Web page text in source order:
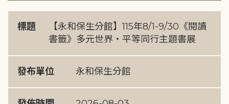
標題
【永和保生分館】115年8/1-9/30《閱讀
書籤》多元世界・平等同行主題書展
發布單位 永和保生分館